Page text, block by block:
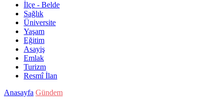
İlçe - Belde
Sağlık
Üniversite
Yaşam
Eğitim
Asayiş
Emlak
Turizm
Resmî İlan
Anasayfa Gündem